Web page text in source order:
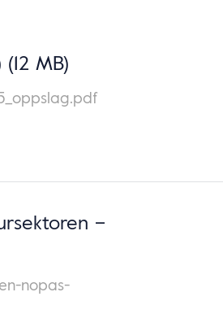
(12 MB)
–
nopas-